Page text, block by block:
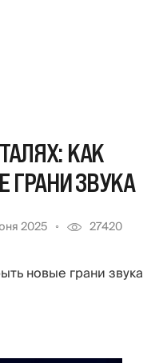
КАК
ГРАНИ ЗВУКА
2025 27420